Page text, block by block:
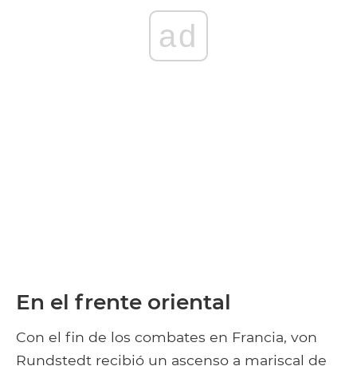
ad
En el frente oriental
Con el fin de los combates en Francia, von
Rundstedt recibió un ascenso a mariscal de